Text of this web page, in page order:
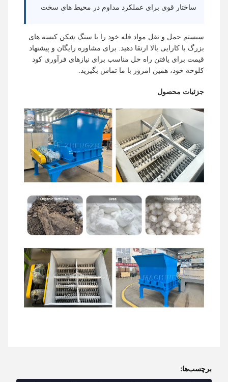
ساختار قوی برای عملکرد مداوم در محیط های سخت
سیستم حمل و نقل مواد فله خود را با سنگ شکن کیسه های
بزرگ با کارایی بالا ارتقا دهید. برای مشاوره رایگان و پیشنهاد
قیمت برای یافتن راه حل مناسب برای نیازهای فرآوری کود
کلوخه خود، همین امروز با ما تماس بگیرید.
جزئیات محصول
برچسب‌ها: